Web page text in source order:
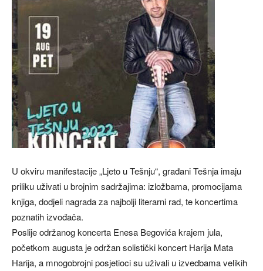
U okviru manifestacije „Ljeto u Tešnju“, građani Tešnja imaju
priliku uživati u brojnim sadržajima: izložbama, promocijama
knjiga, dodjeli nagrada za najbolji literarni rad, te koncertima
poznatih izvođača.
Poslije održanog koncerta Enesa Begovića krajem jula,
početkom augusta je održan solistički koncert Harija Mata
Harija, a mnogobrojni posjetioci su uživali u izvedbama velikih